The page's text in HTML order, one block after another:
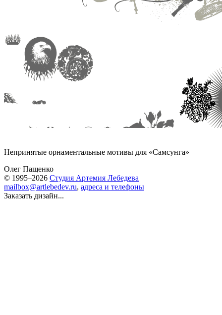
Непринятые орнаментальные мотивы для «Самсунга»
Олег Пащенко
© 1995–2026 Студия Артемия Лебедева
mailbox@artlebedev.ru, адреса и телефоны
Заказать дизайн...